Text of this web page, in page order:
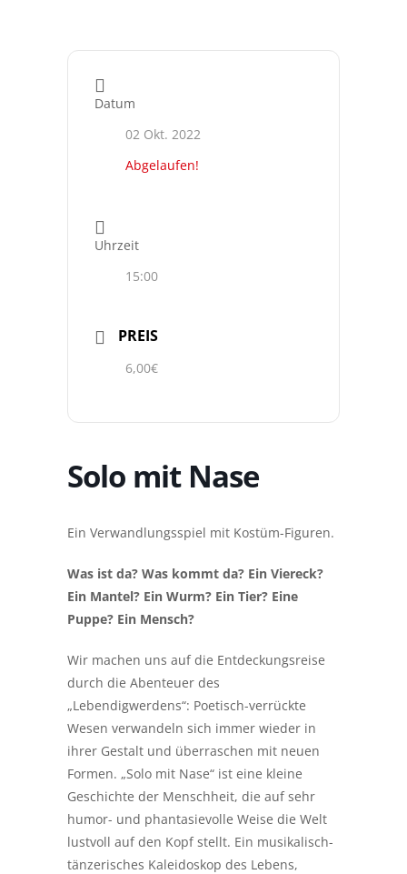
Datum
02 Okt. 2022
Abgelaufen!
Uhrzeit
15:00
PREIS
6,00€
Solo mit Nase
Ein Verwandlungsspiel mit Kostüm-Figuren.
Was ist da? Was kommt da? Ein Viereck?
Ein Mantel? Ein Wurm? Ein Tier? Eine
Puppe? Ein Mensch?
Wir machen uns auf die Entdeckungsreise
durch die Abenteuer des
„Lebendigwerdens“: Poetisch-verrückte
Wesen verwandeln sich immer wieder in
ihrer Gestalt und überraschen mit neuen
Formen. „Solo mit Nase“ ist eine kleine
Geschichte der Menschheit, die auf sehr
humor- und phantasievolle Weise die Welt
lustvoll auf den Kopf stellt. Ein musikalisch-
tänzerisches Kaleidoskop des Lebens,